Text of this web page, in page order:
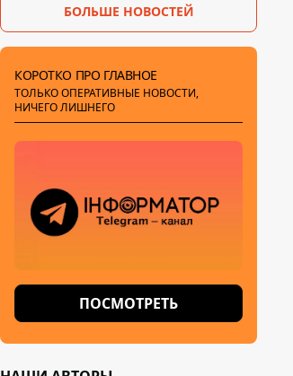
БОЛЬШЕ НОВОСТЕЙ
КОРОТКО ПРО ГЛАВНОЕ
ТОЛЬКО ОПЕРАТИВНЫЕ НОВОСТИ,
НИЧЕГО ЛИШНЕГО
ПОСМОТРЕТЬ